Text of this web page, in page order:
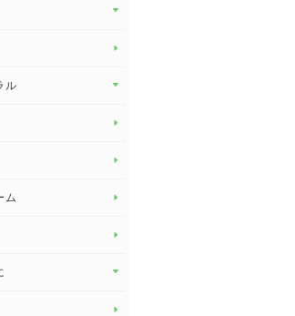
プ
ル
ル トップ
ム
トップ